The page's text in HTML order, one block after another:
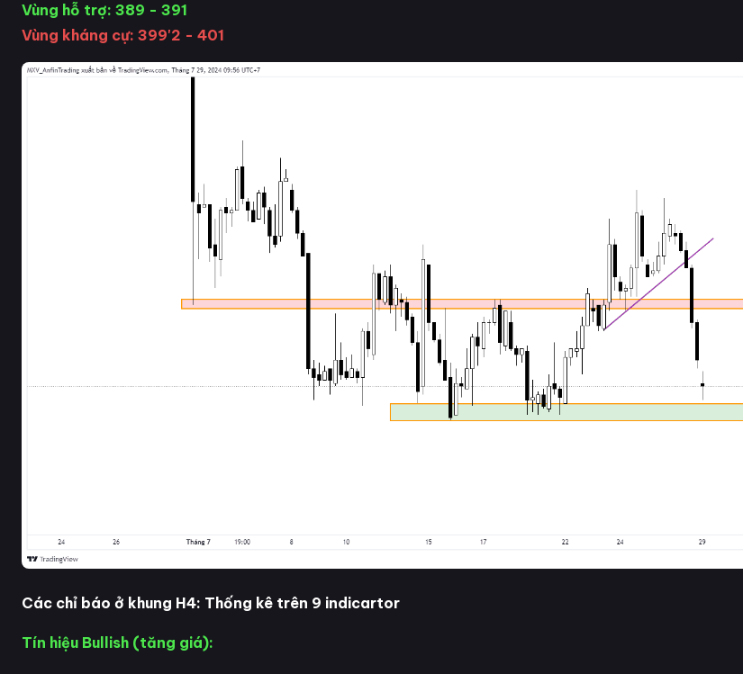
Vùng hỗ trợ: 389 - 391
Vùng kháng cự: 399'2 - 401
Các chỉ báo ở khung H4: Thống kê trên 9 indicartor
Tín hiệu Bullish (tăng giá):